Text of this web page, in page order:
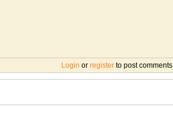
Login or registerto post comments